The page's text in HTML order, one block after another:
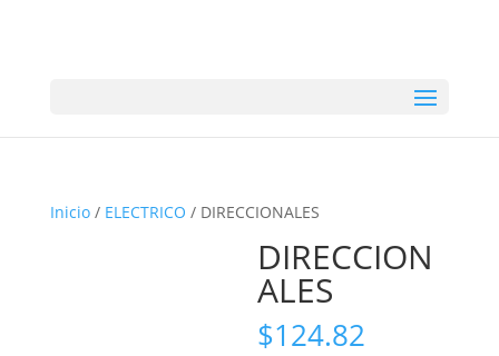
Inicio/ ELECTRICO / DIRECCIONALES
DIRECCION
ALES
$124.82